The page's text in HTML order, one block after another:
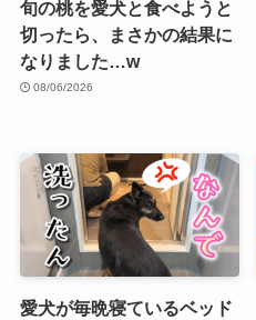
旬の桃を愛犬と食べようと
切ったら、まさかの結果に
なりました…w
08/06/2026
愛犬が毎晩寝ているベッド